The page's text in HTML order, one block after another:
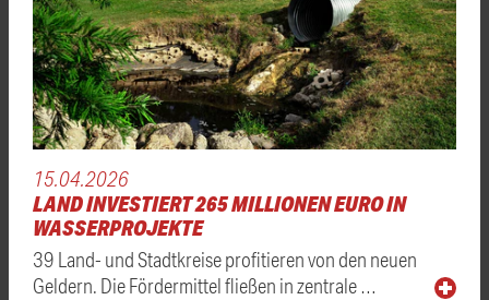
15.04.2026
LAND INVESTIERT 265 MILLIONEN EURO IN
WASSERPROJEKTE
39 Land- und Stadtkreise profitieren von den neuen
Geldern. Die Fördermittel fließen in zentrale …